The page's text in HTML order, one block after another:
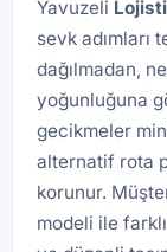
Yavuzeli
sevk adımları
dağılmadan,
yoğunluğuna
gecikmeler
alternatif rota
korunur.
modeli ile